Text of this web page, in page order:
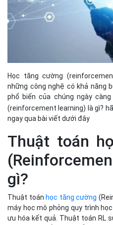
ngay qua bài viết dưới đây
Thuật toán
gì?
Thuật toán học tăng cường
máy học mô phỏng quy trình
ưu hóa kết quả. Thuật toán RL
trừng phạt để hướng dẫn phần
nhất, thậm chí có thể trì hoãn
lược tối ưu. RL là phương pháp
tốt nhất trong môi trường chưa